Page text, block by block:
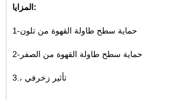
المزايا:
1-حماية سطح طاولة القهوة من تلون
2-حماية سطح طاولة القهوة من الصفر
3.، تأثير زخرفي